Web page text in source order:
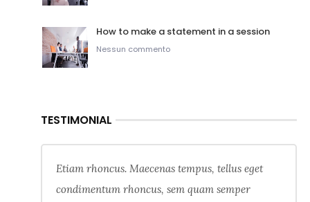
How to make a statement in a session
Nessun commento
TESTIMONIAL
Etiam rhoncus. Maecenas tempus, tellus eget
condimentum rhoncus, sem quam semper